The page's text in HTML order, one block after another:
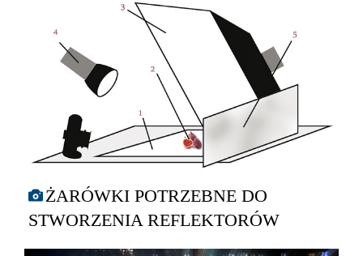
ŻARÓWKI POTRZEBNE DO
STWORZENIA REFLEKTORÓW